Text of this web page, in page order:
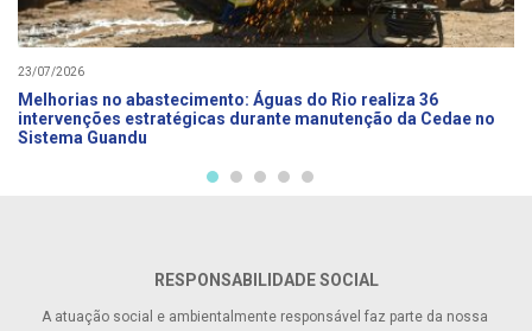
23/07/2026
Melhorias no abastecimento: Águas do Rio realiza 36
intervenções estratégicas durante manutenção da Cedae no
Sistema Guandu
RESPONSABILIDADE SOCIAL
A atuação social e ambientalmente responsável faz parte da nossa